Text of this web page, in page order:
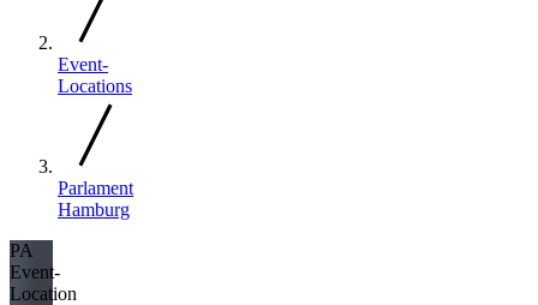
Event-
Locations
Parlament
Hamburg
PA
Event-
Location